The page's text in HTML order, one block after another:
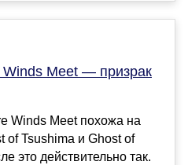
Winds Meet — призрак
Winds Meet похожа на
of Tsushima и Ghost of
это действительно так.